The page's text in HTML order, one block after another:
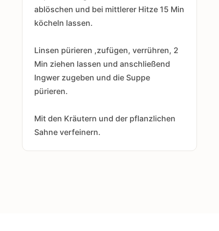
ablöschen und bei mittlerer Hitze 15 Min
köcheln lassen.
Linsen pürieren ,zufügen, verrühren, 2
Min ziehen lassen und anschließend
Ingwer zugeben und die Suppe
pürieren.
Mit den Kräutern und der pflanzlichen
Sahne verfeinern.